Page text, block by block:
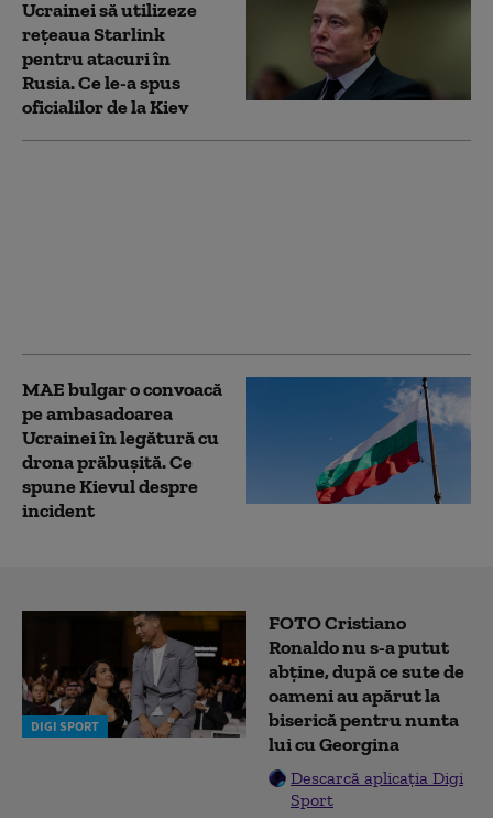
Ucrainei să utilizeze
reţeaua Starlink
pentru atacuri în
Rusia. Ce le-a spus
oficialilor de la Kiev
MAE bulgar o convoacă
pe ambasadoarea
Ucrainei în legătură cu
drona prăbuşită. Ce
spune Kievul despre
incident
DIGI SPORT
FOTO Cristiano
Ronaldo nu s-a putut
abține, după ce sute de
oameni au apărut la
biserică pentru nunta
lui cu Georgina
Descarcă aplicația Digi
Sport